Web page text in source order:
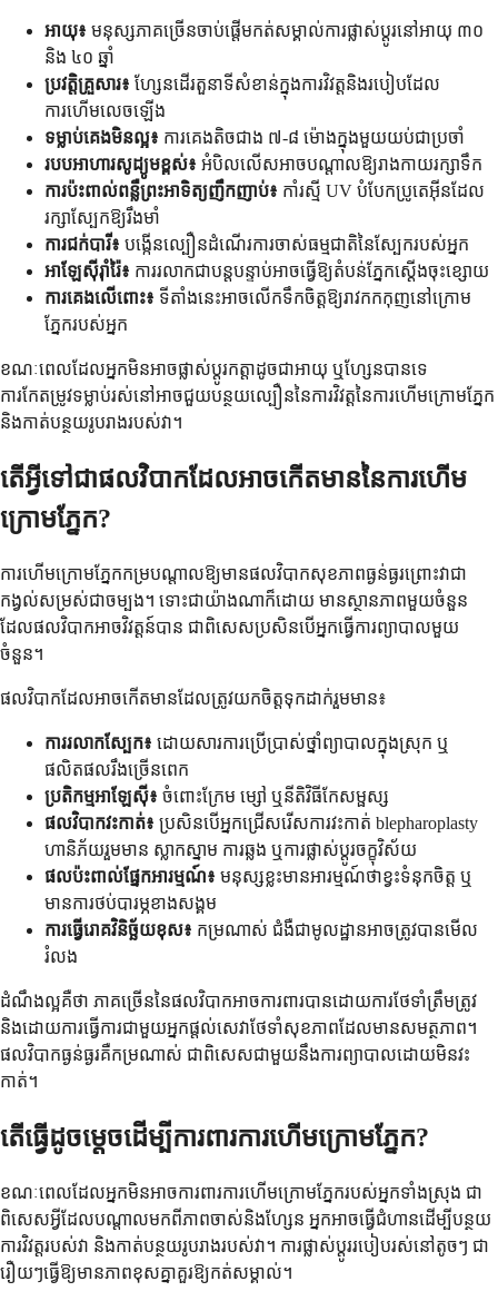
អាយុ៖ មនុស្សភាគច្រើនចាប់ផ្តើមកត់សម្គាល់ការផ្លាស់ប្តូរនៅអាយុ ៣០
និង ៤០ ឆ្នាំ
ប្រវត្តិគ្រួសារ៖ ហ្សែនដើរតួនាទីសំខាន់ក្នុងការវិវត្តនិងរបៀបដែល
ការហើមលេចឡើង
ទម្លាប់គេងមិនល្អ៖ ការគេងតិចជាង ៧-៨ ម៉ោងក្នុងមួយយប់ជាប្រចាំ
របបអាហារសូដ្យូមខ្ពស់៖ អំបិលលើសអាចបណ្តាលឱ្យរាងកាយរក្សាទឹក
ការប៉ះពាល់ពន្លឺព្រះអាទិត្យញឹកញាប់៖ កាំរស្មី UV បំបែកប្រូតេអ៊ីនដែល
រក្សាស្បែកឱ្យរឹងមាំ
ការជក់បារី៖ បង្កើនល្បឿនដំណើរការចាស់ធម្មជាតិនៃស្បែករបស់អ្នក
អាឡែស៊ីរ៉ាំរ៉ៃ៖ ការរលាកជាបន្តបន្ទាប់អាចធ្វើឱ្យតំបន់ភ្នែកស្តើងចុះខ្សោយ
ការគេងលើពោះ៖ ទីតាំងនេះអាចលើកទឹកចិត្តឱ្យរាវកកកុញនៅក្រោម
ភ្នែករបស់អ្នក
ខណៈពេលដែលអ្នកមិនអាចផ្លាស់ប្តូរកត្តាដូចជាអាយុ ឬហ្សែនបានទេ
ការកែតម្រូវទម្លាប់រស់នៅអាចជួយបន្ថយល្បឿននៃការវិវត្តនៃការហើមក្រោមភ្នែក
និងកាត់បន្ថយរូបរាងរបស់វា។
តើអ្វីទៅជាផលវិបាកដែលអាចកើតមាននៃការហើម
ក្រោមភ្នែក?
ការហើមក្រោមភ្នែកកម្របណ្តាលឱ្យមានផលវិបាកសុខភាពធ្ងន់ធ្ងរព្រោះវាជា
កង្វល់សម្រស់ជាចម្បង។ ទោះជាយ៉ាងណាក៏ដោយ មានស្ថានភាពមួយចំនួន
ដែលផលវិបាកអាចវិវត្តន៍បាន ជាពិសេសប្រសិនបើអ្នកធ្វើការព្យាបាលមួយ
ចំនួន។
ផលវិបាកដែលអាចកើតមានដែលត្រូវយកចិត្តទុកដាក់រួមមាន៖
ការរលាកស្បែក៖ ដោយសារការប្រើប្រាស់ថ្នាំព្យាបាលក្នុងស្រុក ឬ
ផលិតផលរឹងច្រើនពេក
ប្រតិកម្មអាឡែស៊ី៖ ចំពោះក្រែម ម្សៅ ឬនីតិវិធីកែសម្ផស្ស
ផលវិបាកវះកាត់៖ ប្រសិនបើអ្នកជ្រើសរើសការវះកាត់ blepharoplasty
ហានិភ័យរួមមាន ស្លាកស្នាម ការឆ្លង ឬការផ្លាស់ប្តូរចក្ខុវិស័យ
ផលប៉ះពាល់ផ្នែកអារម្មណ៍៖ មនុស្សខ្លះមានអារម្មណ៍ថាខ្វះទំនុកចិត្ត ឬ
មានការថប់បារម្ភខាងសង្គម
ការធ្វើរោគវិនិច្ឆ័យខុស៖ កម្រណាស់ ជំងឺជាមូលដ្ឋានអាចត្រូវបានមើល
រំលង
ដំណឹងល្អគឺថា ភាគច្រើននៃផលវិបាកអាចការពារបានដោយការថែទាំត្រឹមត្រូវ
និងដោយការធ្វើការជាមួយអ្នកផ្តល់សេវាថែទាំសុខភាពដែលមានសមត្ថភាព។
ផលវិបាកធ្ងន់ធ្ងរគឺកម្រណាស់ ជាពិសេសជាមួយនឹងការព្យាបាលដោយមិនវះ
កាត់។
តើធ្វើដូចម្តេចដើម្បីការពារការហើមក្រោមភ្នែក?
ខណៈពេលដែលអ្នកមិនអាចការពារការហើមក្រោមភ្នែករបស់អ្នកទាំងស្រុង ជា
ពិសេសអ្វីដែលបណ្តាលមកពីភាពចាស់និងហ្សែន អ្នកអាចធ្វើជំហានដើម្បីបន្ថយ
ការវិវត្តរបស់វា និងកាត់បន្ថយរូបរាងរបស់វា។ ការផ្លាស់ប្តូររបៀបរស់នៅតូចៗ ជា
រឿយៗធ្វើឱ្យមានភាពខុសគ្នាគួរឱ្យកត់សម្គាល់។